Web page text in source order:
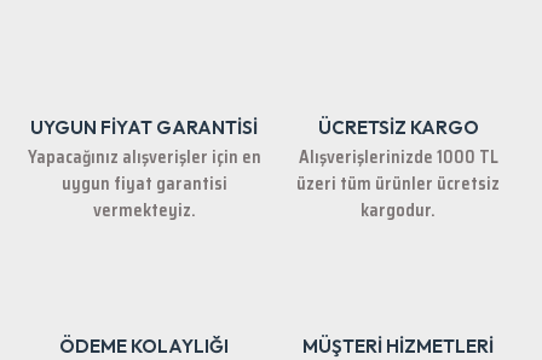
Ürün bilgilerinde hatalar bulunuyor.
Ürün fiyatı diğer sitelerden daha pahalı.
Bu ürüne benzer farklı alternatifler olmalı.
UYGUN FİYAT GARANTİSİ
Yapacağınız alışverişler için en
uygun fiyat garantisi
vermekteyiz.
ÜCRETSİZ KARGO
Alışverişlerinizde 1000 TL
üzeri tüm ürünler ücretsiz
kargodur.
ÖDEME KOLAYLIĞI MÜŞTERİ HİZMETLERİ